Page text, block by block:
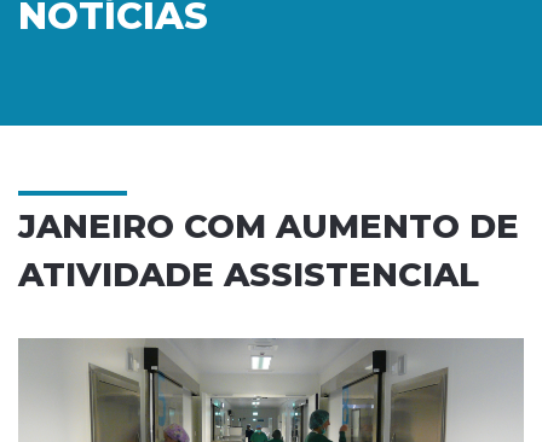
NOTÍCIAS
JANEIRO COM AUMENTO DE
ATIVIDADE ASSISTENCIAL